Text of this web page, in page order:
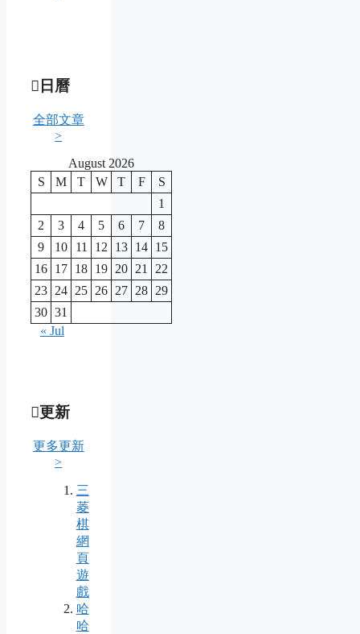
日曆
全部文章
>
August 2026
S
M T W T F
S
1
2
3 4 5 6 7
8
9
10 11 12 13 14 15
16 17 18 19 20 21
22
23 24 25 26 27 28 29
30 31
« Jul
更新
更多更新
>
三
菱
棋
網
頁
遊
戲
哈
哈